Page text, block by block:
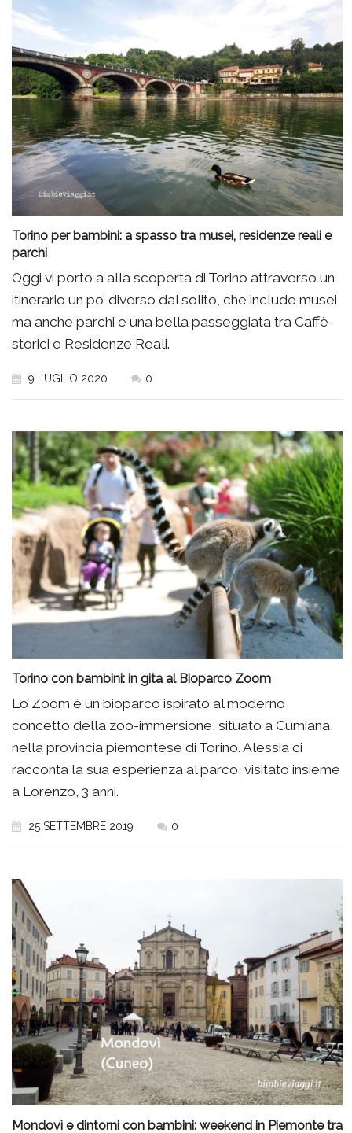
Torino per bambini: a spasso tra musei, residenze reali e
parchi
Oggi vi porto a alla scoperta di Torino attraverso un
itinerario un po’ diverso dal solito, che include musei
ma anche parchi e una bella passeggiata tra Caffè
storici e Residenze Reali.
9 LUGLIO 2020 0
Torino con bambini: in gita al Bioparco Zoom
Lo Zoom è un bioparco ispirato al moderno
concetto della zoo-immersione, situato a Cumiana,
nella provincia piemontese di Torino. Alessia ci
racconta la sua esperienza al parco, visitato insieme
a Lorenzo, 3 anni.
25 SETTEMBRE 2019 0
Mondovì e dintorni con bambini: weekend in Piemonte tra